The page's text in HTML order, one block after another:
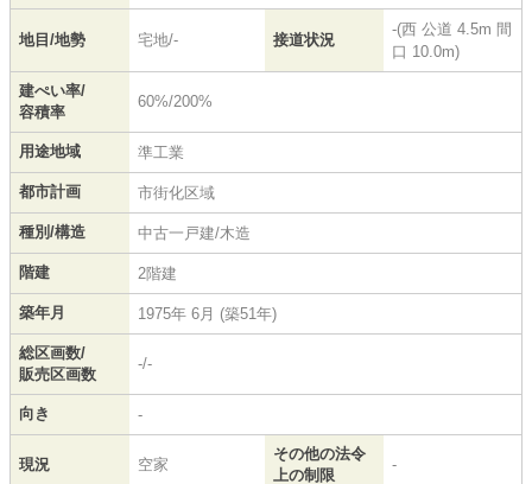
地目/地勢 宅地/- 接道状況
-(西 公道 4.5m 間
口 10.0m)
建ぺい率/
容積率
60%/200%
用途地域 準工業
都市計画 市街化区域
種別/構造 中古一戸建/木造
階建 2階建
築年月 1975年 6月 (築51年)
総区画数/
販売区画数
-/-
向き -
現況 空家
その他の法令
上の制限
-